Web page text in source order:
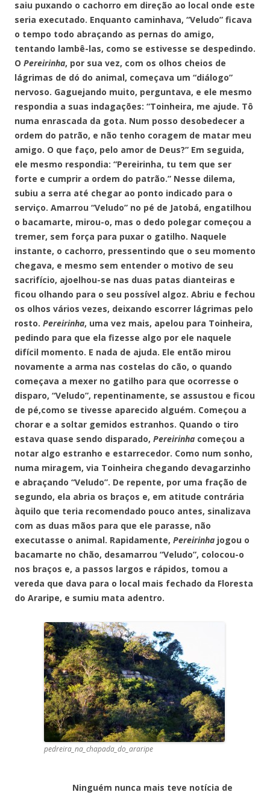
saiu puxando o cachorro em direção ao local onde este
seria executado. Enquanto caminhava, “Veludo” ficava
o tempo todo abraçando as pernas do amigo,
tentando lambê-las, como se estivesse se despedindo.
O Pereirinha, por sua vez, com os olhos cheios de
lágrimas de dó do animal, começava um “diálogo”
nervoso. Gaguejando muito, perguntava, e ele mesmo
respondia a suas indagações: “Toinheira, me ajude. Tô
numa enrascada da gota. Num posso desobedecer a
ordem do patrão, e não tenho coragem de matar meu
amigo. O que faço, pelo amor de Deus?” Em seguida,
ele mesmo respondia: “Pereirinha, tu tem que ser
forte e cumprir a ordem do patrão.” Nesse dilema,
subiu a serra até chegar ao ponto indicado para o
serviço. Amarrou “Veludo” no pé de Jatobá, engatilhou
o bacamarte, mirou-o, mas o dedo polegar começou a
tremer, sem força para puxar o gatilho. Naquele
instante, o cachorro, pressentindo que o seu momento
chegava, e mesmo sem entender o motivo de seu
sacrifício, ajoelhou-se nas duas patas dianteiras e
ficou olhando para o seu possível algoz. Abriu e fechou
os olhos vários vezes, deixando escorrer lágrimas pelo
rosto. Pereirinha, uma vez mais, apelou para Toinheira,
pedindo para que ela fizesse algo por ele naquele
difícil momento. E nada de ajuda. Ele então mirou
novamente a arma nas costelas do cão, o quando
começava a mexer no gatilho para que ocorresse o
disparo, “Veludo”, repentinamente, se assustou e ficou
de pé,como se tivesse aparecido alguém. Começou a
chorar e a soltar gemidos estranhos. Quando o tiro
estava quase sendo disparado, Pereirinha começou a
notar algo estranho e estarrecedor. Como num sonho,
numa miragem, via Toinheira chegando devagarzinho
e abraçando “Veludo”. De repente, por uma fração de
segundo, ela abria os braços e, em atitude contrária
àquilo que teria recomendado pouco antes, sinalizava
com as duas mãos para que ele parasse, não
executasse o animal. Rapidamente, Pereirinha jogou o
bacamarte no chão, desamarrou “Veludo”, colocou-o
nos braços e, a passos largos e rápidos, tomou a
vereda que dava para o local mais fechado da Floresta
do Araripe, e sumiu mata adentro.
pedreira_na_chapada_do_araripe
Ninguém nunca mais teve notícia de